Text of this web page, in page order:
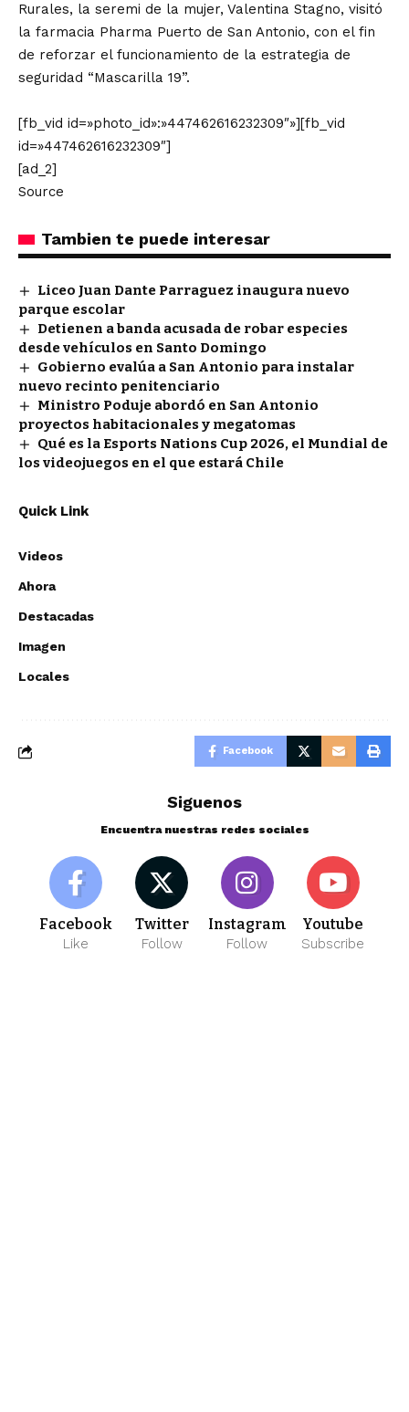
Rurales, la seremi de la mujer, Valentina Stagno, visitó
la farmacia Pharma Puerto de San Antonio, con el fin
de reforzar el funcionamiento de la estrategia de
seguridad “Mascarilla 19”.
[fb_vid id=»photo_id»:»447462616232309″»][fb_vid
id=»447462616232309″]
[ad_2]
Source
Tambien te puede interesar
Liceo Juan Dante Parraguez inaugura nuevo
parque escolar
Detienen a banda acusada de robar especies
desde vehículos en Santo Domingo
Gobierno evalúa a San Antonio para instalar
nuevo recinto penitenciario
Ministro Poduje abordó en San Antonio
proyectos habitacionales y megatomas
Qué es la Esports Nations Cup 2026, el Mundial de
los videojuegos en el que estará Chile
Quick Link
Videos
Ahora
Destacadas
Imagen
Locales
Facebook
Siguenos
Encuentra nuestras redes sociales
Facebook
Like
Twitter
Follow
Instagram
Follow
Youtube
Subscribe